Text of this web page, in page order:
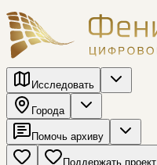
Исследовать
Города
Помочь архиву
Поддержать проект